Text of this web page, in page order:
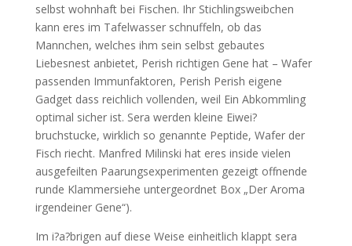
selbst wohnhaft bei Fischen. Ihr Stichlingsweibchen
kann eres im Tafelwasser schnuffeln, ob das
Mannchen, welches ihm sein selbst gebautes
Liebesnest anbietet, Perish richtigen Gene hat – Wafer
passenden Immunfaktoren, Perish Perish eigene
Gadget dass reichlich vollenden, weil Ein Abkommling
optimal sicher ist. Sera werden kleine Eiwei?
bruchstucke, wirklich so genannte Peptide, Wafer der
Fisch riecht. Manfred Milinski hat eres inside vielen
ausgefeilten Paarungsexperimenten gezeigt offnende
runde Klammersiehe untergeordnet Box „Der Aroma
irgendeiner Gene“).
Im i?a?brigen auf diese Weise einheitlich klappt sera